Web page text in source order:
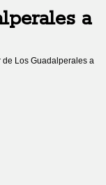
a
de Los Guadalperales a